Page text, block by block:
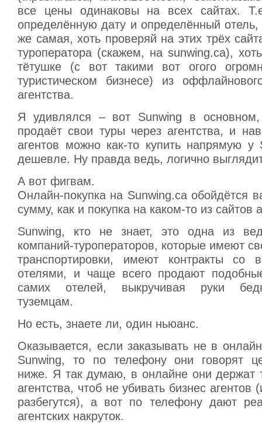
все цены одинаковы на всех сайтах.
определённую дату и определённый отель,
же самая, хоть проверяй на этих трёх
туроператора (скажем, на sunwing.ca),
тётушке (с вот такими вот огого
туристическом бизнесе) из
агентства.
Я удивлялся – вот Sunwing в
продаёт свои туры через агентства, и
агентов можно как-то купить напрямую у
дешевле. Ну правда ведь, логично
А вот фигвам.
Онлайн-покупка на Sunwing.ca обойдётся
сумму, как и покупка на каком-то из сайтов
Sunwing, кто не знает, это одна из
компаний-туроператоров, которые имеют
транспортировки, имеют контракты со
отелями, и чаще всего продают
самих отелей, выкручивая руки
туземцам.
Но есть, знаете ли, один ньюанс.
Оказывается, если заказывать не в
Sunwing, то по телефону они говорят
ниже. Я так думаю, в онлайне они держат
агентства, чтоб не убивать бизнес агентов
разбегутся), а вот по телефону дают
агентских накруток.